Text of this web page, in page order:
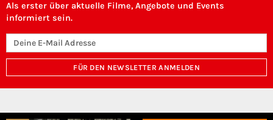
Als erster über aktuelle Filme, Angebote und Events
informiert sein.
FÜR DEN NEWSLETTER ANMELDEN